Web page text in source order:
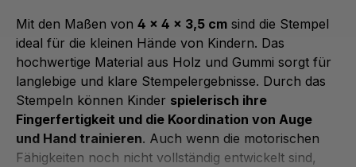
Mit den Maßen von 4 x 4 x 3,5 cm sind die Stempel
ideal für die kleinen Hände von Kindern. Das
hochwertige Material aus Holz und Gummi sorgt für
langlebige und klare Stempelergebnisse. Durch das
Stempeln können Kinder spielerisch ihre
Fingerfertigkeit und die Koordination von Auge
und Hand trainieren. Auch wenn die motorischen
Fähigkeiten noch nicht vollständig entwickelt sind,